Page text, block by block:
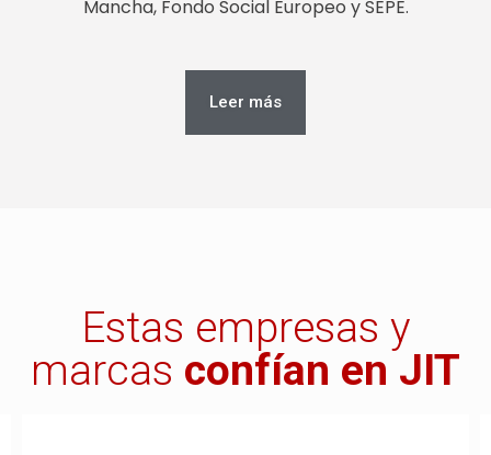
Mancha, Fondo Social Europeo y SEPE.
Leer más
Estas empresas y
marcas confían en JIT